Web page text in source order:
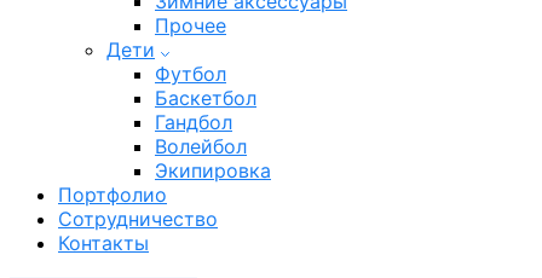
Прочее
Дети
Футбол
Баскетбол
Гандбол
Волейбол
Экипировка
Портфолио
Сотрудничество
Контакты